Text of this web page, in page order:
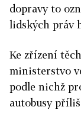
dopravy to
lidských práv
Ke zřízení
ministerstvo
podle nichž
autobusy příliš